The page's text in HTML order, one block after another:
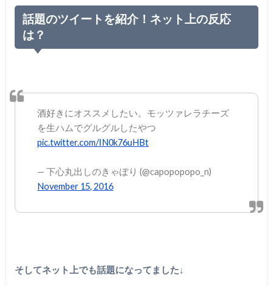
話題のツイートを紹介！ネット上の反応
は？
酒好きにオススメしたい。モッツァレラチーズ
を生ハムでグルグルしたやつ
pic.twitter.com/IN0k76uHBt
— 下心丸出しのきゃぽり (@capopopopo_n)
November 15, 2016
そしてネット上でも話題になってました↓